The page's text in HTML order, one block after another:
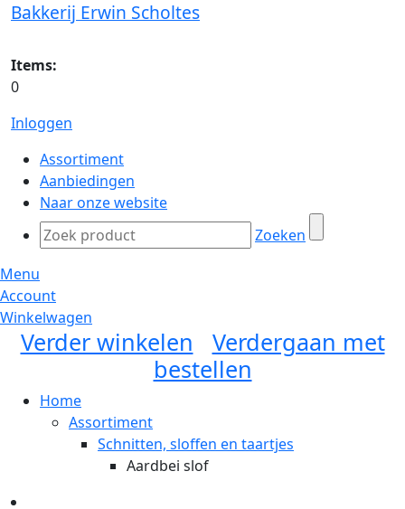
Bakkerij Erwin Scholtes
Items:
0
Inloggen
Assortiment
Aanbiedingen
Naar onze website
Zoeken
Menu
Account
Winkelwagen
Verder winkelen
Verdergaan met
bestellen
Home
Assortiment
Schnitten, sloffen en taartjes
Aardbei slof